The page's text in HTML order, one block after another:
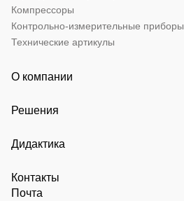
Компрессоры
Контрольно-измерительные приборы
Технические артикулы
О компании
Решения
Дидактика
Контакты
Почта